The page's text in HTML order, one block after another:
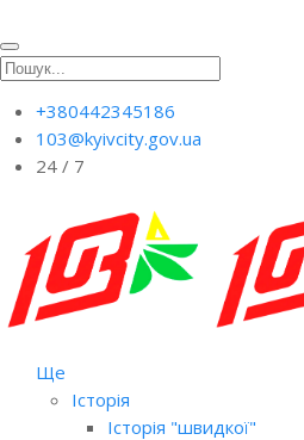
+380442345186
103@kyivcity.gov.ua
24 / 7
Ще
Історія
Історія "швидкої"